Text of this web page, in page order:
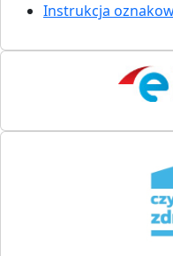
Instrukcja